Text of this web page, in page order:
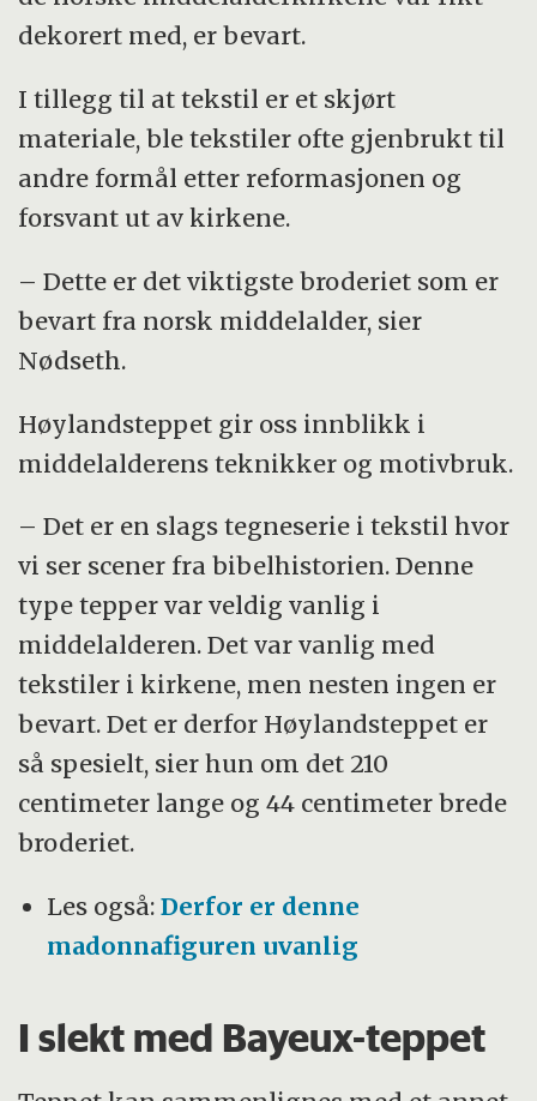
dekorert med, er bevart.
I tillegg til at tekstil er et skjørt
materiale, ble tekstiler ofte gjenbrukt til
andre formål etter reformasjonen og
forsvant ut av kirkene.
– Dette er det viktigste broderiet som er
bevart fra norsk middelalder, sier
Nødseth.
Høylandsteppet gir oss innblikk i
middelalderens teknikker og motivbruk.
– Det er en slags tegneserie i tekstil hvor
vi ser scener fra bibelhistorien. Denne
type tepper var veldig vanlig i
middelalderen. Det var vanlig med
tekstiler i kirkene, men nesten ingen er
bevart. Det er derfor Høylandsteppet er
så spesielt, sier hun om det 210
centimeter lange og 44 centimeter brede
broderiet.
Les også:Derfor er denne
madonnafiguren uvanlig
I slekt med Bayeux-teppet